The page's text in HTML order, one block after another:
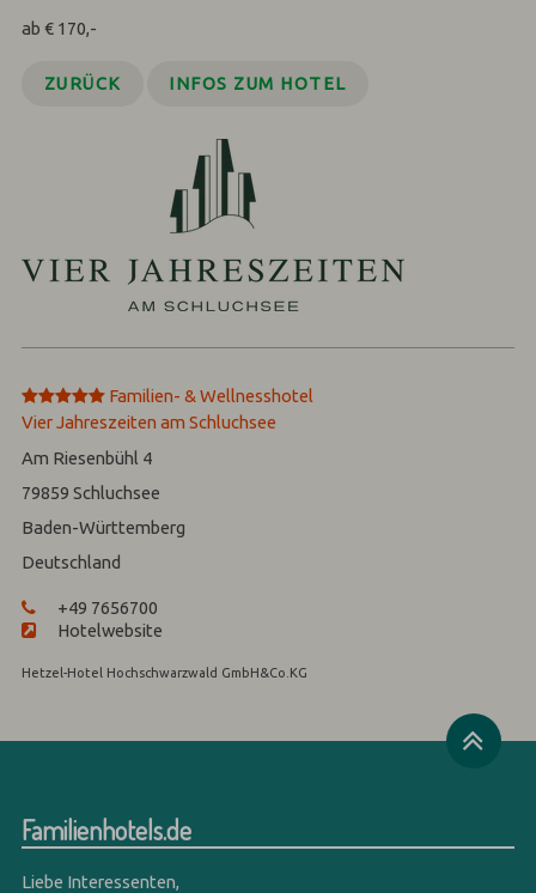
ab € 170,-
ZURÜCK INFOS ZUM HOTEL
*****
Familien- & Wellnesshotel
Vier Jahreszeiten am Schluchsee
Am Riesenbühl 4
79859 Schluchsee
Baden-Württemberg
Deutschland
+49 7656700
Hotelwebsite
Hetzel-Hotel Hochschwarzwald GmbH&Co.KG
Familienhotels.de
Liebe Interessenten,